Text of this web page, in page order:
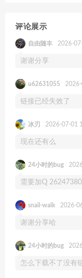
评论展示
自由随丰 2026-
谢谢分享
u62631055
链接已经失效了
冰刃 2026-07-01
现在还有么
24小时的bug
需要加Q
snail-walk 2026-
谢谢分享哈
24小时的bug
怎么下载不了没有